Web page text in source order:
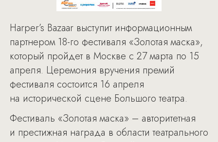
Harper’s Bazaar выступит информационным
партнером 18-го фестиваля «Золотая маска»,
который пройдет в Москве с 27 марта по 15
апреля. Церемония вручения премий
фестиваля состоится 16 апреля
на исторической сцене Большого театра.
Фестиваль «Золотая маска» – авторитетная
и престижная награда в области театрального